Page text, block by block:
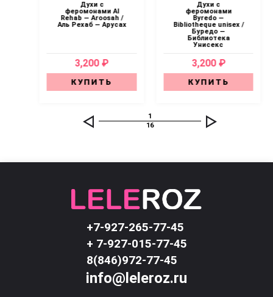
Духи с
феромонами Al
Rehab — Aroosah /
Аль Рехаб — Арусах
3,200 ₽
КУПИТЬ
Духи с
феромонами
Byredo —
Bibliotheque unisex /
Буредо —
Библиотека
Унисекс
3,200 ₽
КУПИТЬ
1
16
+7-927-265-77-45
+ 7-927-015-77-45
8(846)972-77-45
info@leleroz.ru